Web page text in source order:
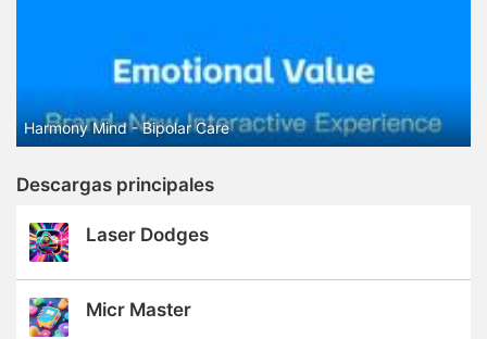
Harmony Mind - Bipolar Care
Descargas principales
Laser Dodges
Micr Master